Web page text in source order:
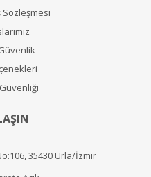
Sözleşmesi
35430 Urla/İzmir